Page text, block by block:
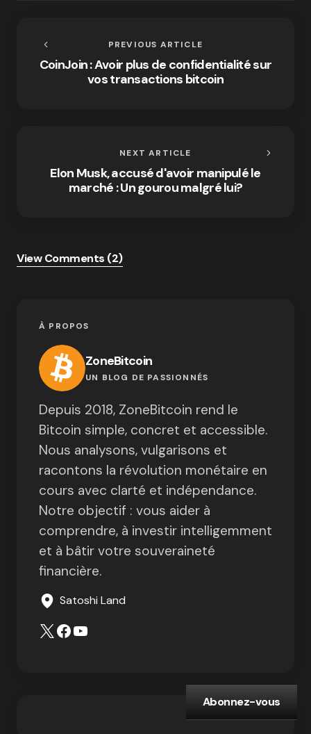
PREVIOUS ARTICLE
CoinJoin : Avoir plus de confidentialité sur
vos transactions bitcoin
NEXT ARTICLE
Elon Musk, accusé d'avoir manipulé le
marché : Un gourou malgré lui?
View Comments (2)
À PROPOS
ZoneBitcoin
UN BLOG DE PASSIONNÉS
Depuis 2018, ZoneBitcoin rend le
Bitcoin simple, concret et accessible.
Nous analysons, vulgarisons et
racontons la révolution monétaire en
cours avec clarté et indépendance.
Notre objectif : vous aider à
comprendre, à investir intelligemment
et à bâtir votre souveraineté
financière.
Satoshi Land
Abonnez-vous